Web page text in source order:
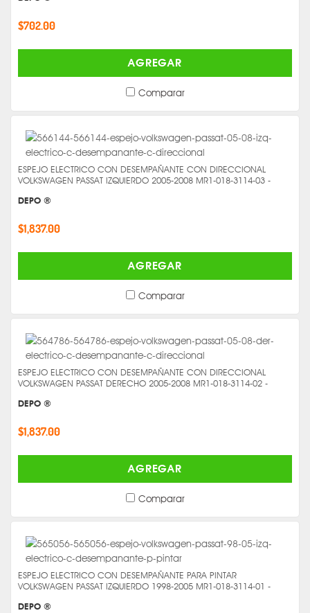
$702.00
AGREGAR
Comparar
ESPEJO ELECTRICO CON DESEMPAÑANTE CON DIRECCIONAL
VOLKSWAGEN PASSAT IZQUIERDO 2005-2008 MR1-018-3114-03 -
DEPO ®
$1,837.00
AGREGAR
Comparar
ESPEJO ELECTRICO CON DESEMPAÑANTE CON DIRECCIONAL
VOLKSWAGEN PASSAT DERECHO 2005-2008 MR1-018-3114-02 -
DEPO ®
$1,837.00
AGREGAR
Comparar
ESPEJO ELECTRICO CON DESEMPAÑANTE PARA PINTAR
VOLKSWAGEN PASSAT IZQUIERDO 1998-2005 MR1-018-3114-01 -
DEPO ®